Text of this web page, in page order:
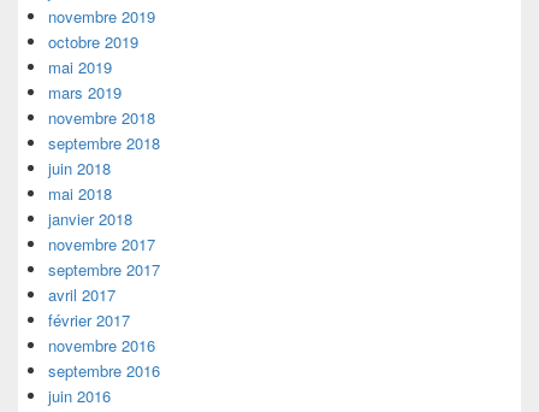
novembre 2019
octobre 2019
mai 2019
mars 2019
novembre 2018
septembre 2018
juin 2018
mai 2018
janvier 2018
novembre 2017
septembre 2017
avril 2017
février 2017
novembre 2016
septembre 2016
juin 2016